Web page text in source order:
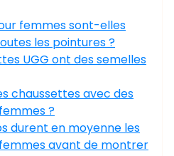
femmes sont-elles
les pointures ?
UGG ont des semelles
chaussettes avec des
?
durent en moyenne les
avant de montrer